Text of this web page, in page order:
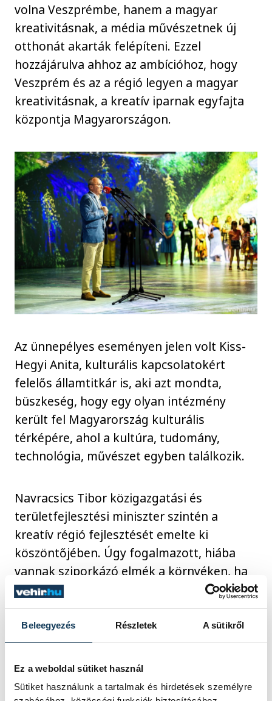
Beleegyezés Részletek A sütikről
Ez a weboldal sütiket használ
Sütiket használunk a tartalmak és hirdetések személyre
volna Veszprémbe, hanem a magyar
kreativitásnak, a média művészetnek új
otthonát akarták felépíteni. Ezzel
hozzájárulva ahhoz az ambícióhoz, hogy
Veszprém és az a régió legyen a magyar
kreativitásnak, a kreatív iparnak egyfajta
központja Magyarországon.
Az ünnepélyes eseményen jelen volt Kiss-
Hegyi Anita, kulturális kapcsolatokért
felelős államtitkár is, aki azt mondta,
büszkeség, hogy egy olyan intézmény
került fel Magyarország kulturális
térképére, ahol a kultúra, tudomány,
technológia, művészet egyben találkozik.
Navracsics Tibor közigazgatási és
területfejlesztési miniszter szintén a
kreatív régió fejlesztését emelte ki
köszöntőjében. Úgy fogalmazott, hiába
vannak sziporkázó elmék a környéken, ha
ők csak alkalmanként nyilvánulnak meg.
Ezeket az adottságokat lassú
építőmunkával meg kell erősíteni, amely
aztán az egész térségben nemcsak
földrajzi adottságként jelenik meg, hanem
ott lesz a személyes ismeretségek,